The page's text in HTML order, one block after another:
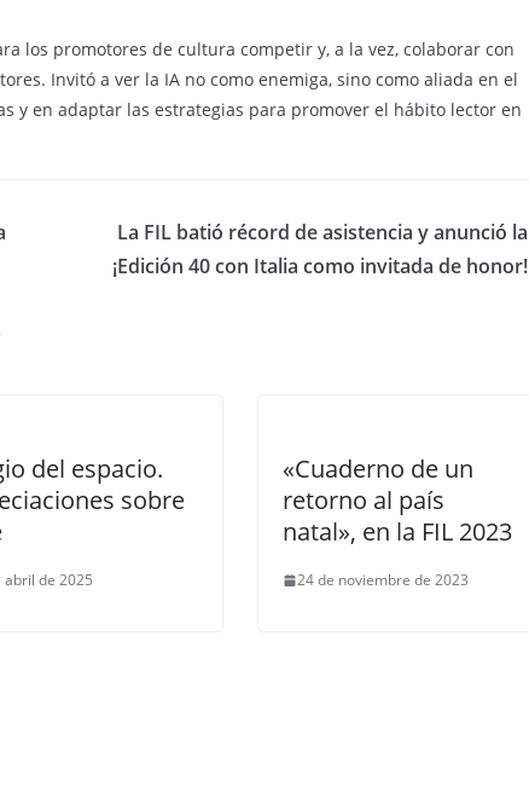
los promotores de cultura competir y, a la vez, colaborar con
Invitó a ver la IA no como enemiga, sino como aliada en el
y en adaptar las estrategias para promover el hábito lector en
La FIL batió récord de asistencia y anunció la
¡Edición 40 con Italia como invitada de honor!
del espacio.
sobre
abril de 2025
«Cuaderno de un
retorno al país
natal», en la FIL 2023
24 de noviembre de 2023